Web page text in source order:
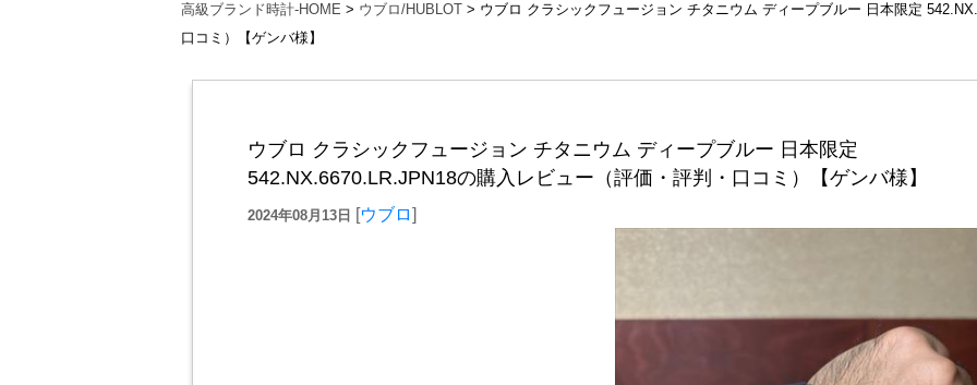
高級ブランド時計-HOME > ウブロ/HUBLOT > ウブロ クラシックフュージョン チタニウム ディープブルー 日本限定
口コミ）【ゲンバ様】
ウブロ クラシックフュージョン チタニウム ディープブルー 日本限定
542.NX.6670.LR.JPN18の購入レビュー（評価・評判・口コミ）【ゲンバ様】
2024年08月13日 [ウブロ]